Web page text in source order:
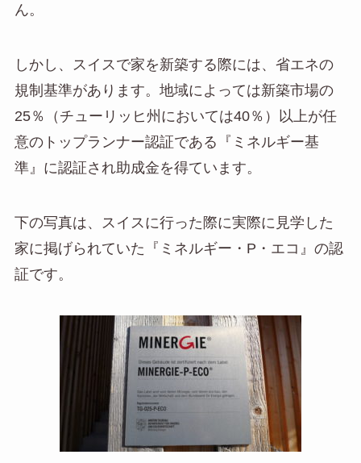
ん。
しかし、スイスで家を新築する際には、省エネの
規制基準があります。地域によっては新築市場の
25％（チューリッヒ州においては40％）以上が任
意のトップランナー認証である『ミネルギー基
準』に認証され助成金を得ています。
下の写真は、スイスに行った際に実際に見学した
家に掲げられていた『ミネルギー・P・エコ』の認
証です。